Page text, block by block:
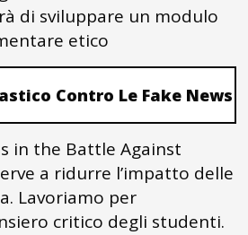
di sviluppare un modulo
etico
Contro Le Fake News
in the Battle Against
a ridurre l’impatto delle
Lavoriamo per
critico degli studenti.